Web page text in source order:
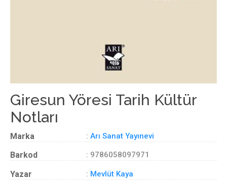
Giresun Yöresi Tarih Kültür
Notları
Marka : Arı Sanat Yayınevi
Barkod : 9786058097971
Yazar : Mevlüt Kaya